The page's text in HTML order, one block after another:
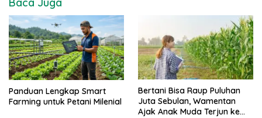
Baca Juga
Panduan Lengkap Smart
Farming untuk Petani Milenial
Bertani Bisa Raup Puluhan
Juta Sebulan, Wamentan
Ajak Anak Muda Terjun ke